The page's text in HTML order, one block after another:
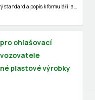
standard a popis k formuláři: a…
ohlašovací
plastové výrobky